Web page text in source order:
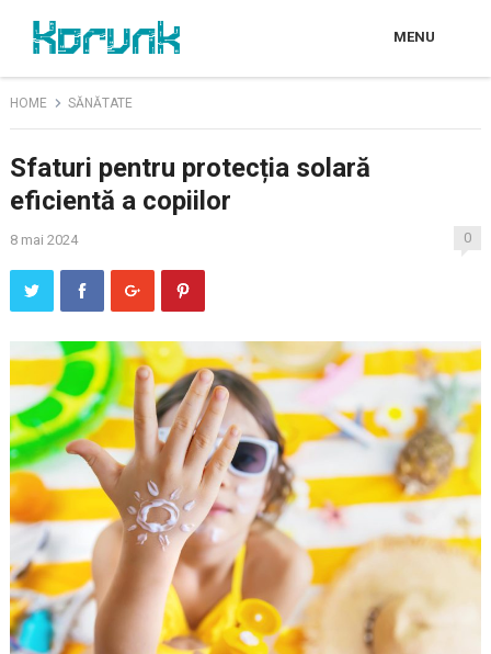
MENU
HOME SĂNĂTATE
Sfaturi pentru protecția solară
eficientă a copiilor
8 mai 2024 0